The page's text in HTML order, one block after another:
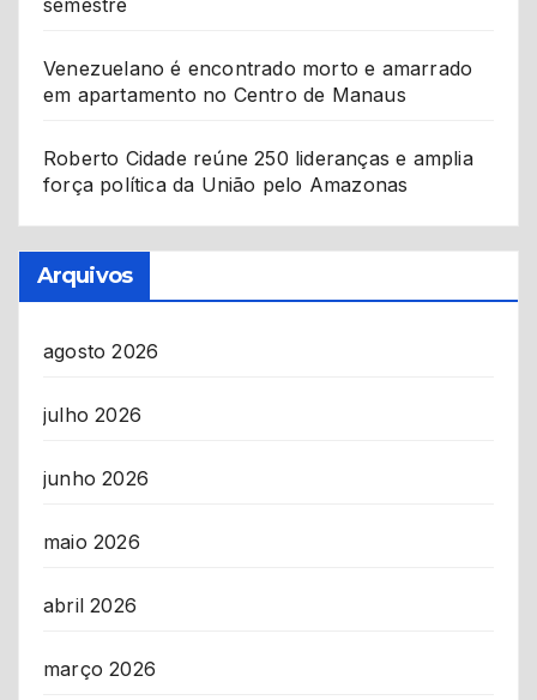
semestre
Venezuelano é encontrado morto e amarrado
em apartamento no Centro de Manaus
Roberto Cidade reúne 250 lideranças e amplia
força política da União pelo Amazonas
Arquivos
agosto 2026
julho 2026
junho 2026
maio 2026
abril 2026
março 2026